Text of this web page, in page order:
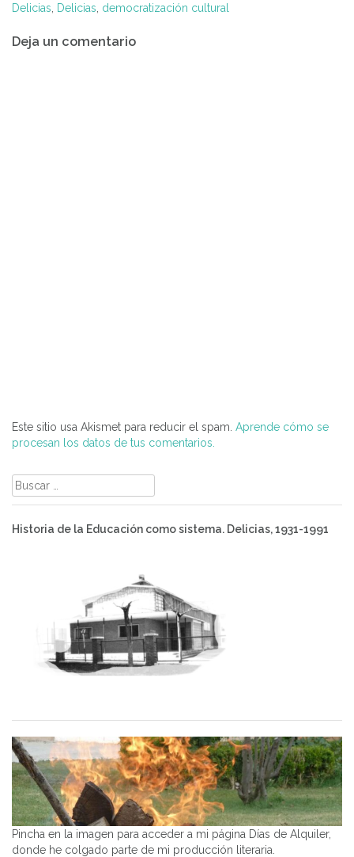
Delicias Delicias democratización cultural
de
Deja un comentario
Este sitio usa Akismet para reducir el spam. Aprende cómo se
procesan los datos de tus comentarios.
Buscar:
Historia de la Educación como sistema. Delicias, 1931-1991
Pincha en la imagen para acceder a mi página Días de Alquiler,
donde he colgado parte de mi producción literaria.